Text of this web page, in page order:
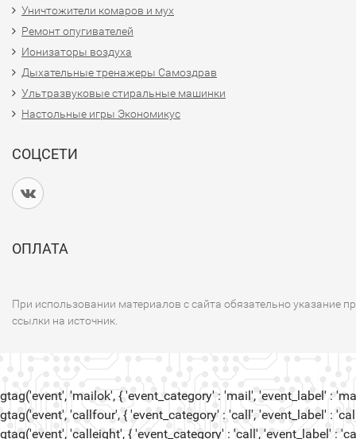
Уничтожители комаров и мух
Ремонт опугивателей
Ионизаторы воздуха
Дыхательные тренажеры Самоздрав
Ультразвуковые стиральные машинки
Настольные игры Экономикус
СОЦСЕТИ
ОПЛАТА
При использовании материалов с сайта обязательно указание
ссылки на источник.
gtag('event', 'mailok', { 'event_category' : 'mail', 'event_label' :
gtag('event', 'callfour', { 'event_category' : 'call', 'event_label' :
gtag('event', 'calleight', { 'event_category' : 'call', 'event_label' :